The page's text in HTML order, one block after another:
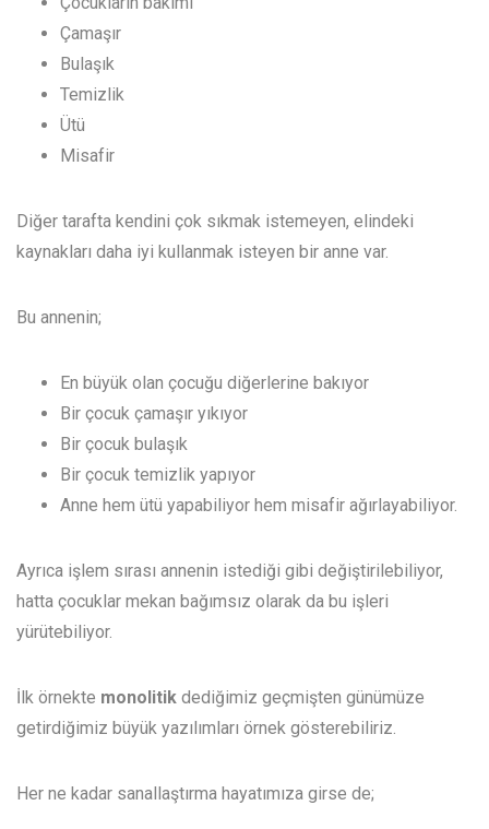
Çamaşır
Bulaşık
Temizlik
Ütü
Misafir
Diğer tarafta kendini çok sıkmak istemeyen, elindeki
kaynakları daha iyi kullanmak isteyen bir anne var.
Bu annenin;
En büyük olan çocuğu diğerlerine bakıyor
Bir çocuk çamaşır yıkıyor
Bir çocuk bulaşık
Bir çocuk temizlik yapıyor
Anne hem ütü yapabiliyor hem misafir ağırlayabiliyor.
Ayrıca işlem sırası annenin istediği gibi değiştirilebiliyor,
hatta çocuklar mekan bağımsız olarak da bu işleri
yürütebiliyor.
İlk örnekte monolitik dediğimiz geçmişten günümüze
getirdiğimiz büyük yazılımları örnek gösterebiliriz.
Her ne kadar sanallaştırma hayatımıza girse de;